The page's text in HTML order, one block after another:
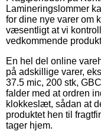
Lamineringslommer
for dine nye varer om
væsentligt at vi
vedkommende
En hel del online
på adskillige varer,
37.5 mic, 200 stk,
falder med at ordren
klokkeslæt, sådan at
produktet hen til
tager hjem.